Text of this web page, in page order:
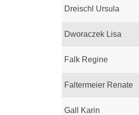
Dreischl Ursula
Dworaczek Lisa
Falk Regine
Faltermeier Renate
Gall Karin